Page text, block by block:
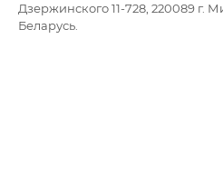
Дзержинского 11-728, 220089 г.
Беларусь.